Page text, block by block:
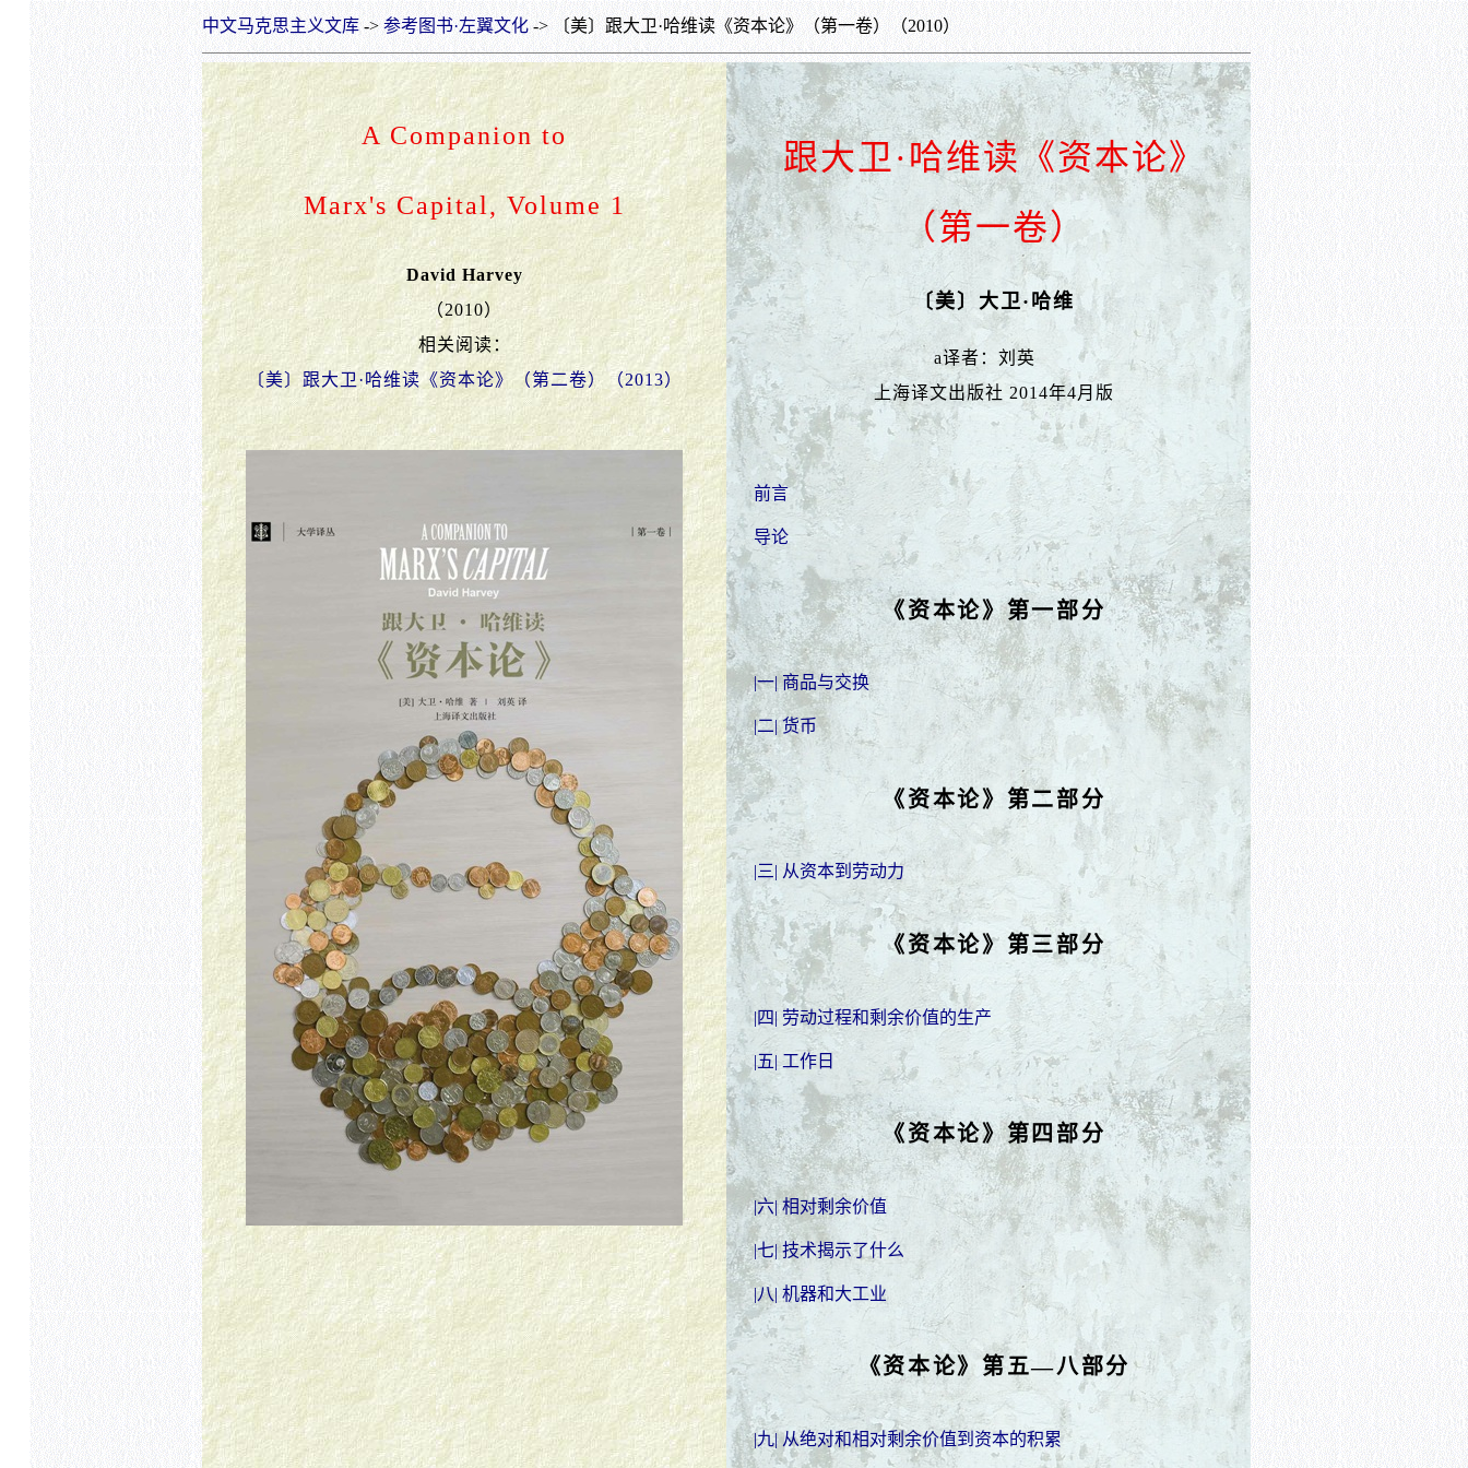
中文马克思主义文库 ->参考图书·左翼文化 -> 〔美〕跟大卫·哈维读《资本论》（第一卷）（2010）
A Companion to
Marx's Capital, Volume 1
David Harvey
（2010）
相关阅读：
〔美〕跟大卫·哈维读《资本论》（第二卷）（2013）
跟大卫·哈维读《资本论》
（第一卷）
〔美〕大卫·哈维
a译者：刘英
上海译文出版社 2014年4月版
前言
导论
《资本论》第一部分
|一| 商品与交换
|二| 货币
《资本论》第二部分
|三| 从资本到劳动力
《资本论》第三部分
|四| 劳动过程和剩余价值的生产
|五| 工作日
《资本论》第四部分
|六| 相对剩余价值
|七| 技术揭示了什么
|八| 机器和大工业
《资本论》第五—八部分
|九| 从绝对和相对剩余价值到资本的积累